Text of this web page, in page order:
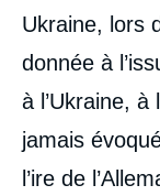
Ukraine, lors
donnée à
à l’Ukraine, à
jamais
l’ire de